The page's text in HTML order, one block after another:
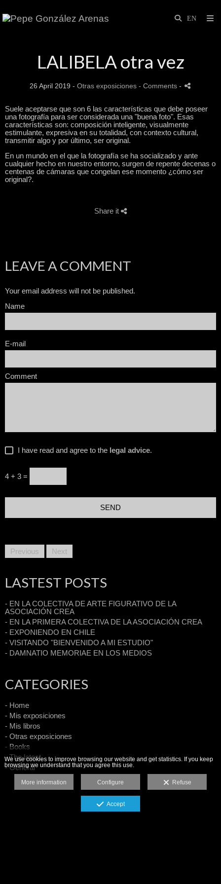
LALIBELA otra vez
26 April 2019 - Otras exposiciones - Comments -
Suele aceptarse que son 6 las características que debe poseer
una fotografía para ser considerada una "buena foto". Esas
características son: composición inteligente, visualmente
estimulante, expresiva en su totalidad, con contexto cultural,
transmitir algo y por último, ser original.
En un mundo en el que la fotografía se ha socializado y ante
cualquier hecho en nuestro entorno, surgen de repente decenas o
centenas de cámaras que congelan ese momento ¿cómo ser
original?.
Share it
LEAVE A COMMENT
Your email address will not be published.
Name
E-mail
Comment
I have read and agree to the legal advice.
4 + 3 =
Previous Next
LASTEST POSTS
- EN LA COLECTIVA DE ARTE FIGURATIVO DE LA
ASOCIACIÓN CREA
- EN LA PRIMERA COLECTIVA DE LA ASOCIACIÓN CREA
- EXPONIENDO EN CHILE
- VISITANDO "BIENVENIDO A MI ESTUDIO"
- DAMNATIO MEMORIAE EN LOS MEDIOS
CATEGORIES
- Home
- Mis exposiciones
- Mis libros
- Otras exposiciones
- Books
- The latest
- General
We use cookies to improve browsing our website and get statistics. If you keep
browsing we understand that you agree this use.
More information Configure Refuse
Accept